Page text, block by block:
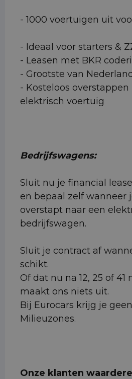
- 1000 voertuigen uit
- Ideaal voor starters &
- Leasen met BKR
- Grootste van Nederland
- Kosteloos overstappen
elektrisch voertuig
Bedrijfswagens:
Sluit nu je financial
en bepaal zelf wanneer
overstapt naar een
bedrijfswagen.
Sluit je contract af
schikt.
Of dat nu na 12, 25 of 41
maakt ons niets uit.
Bij Eurocars krijg je
Milieuzones.
Onze klanten